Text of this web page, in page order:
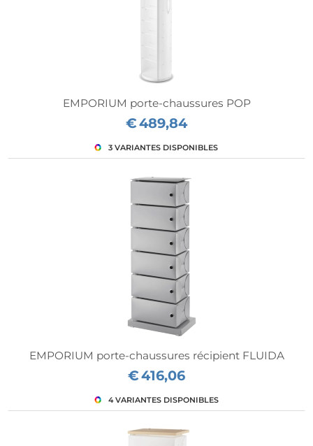
EMPORIUM porte-chaussures POP
€489,84
EMPORIUM porte-chaussures récipient FLUIDA
€416,06